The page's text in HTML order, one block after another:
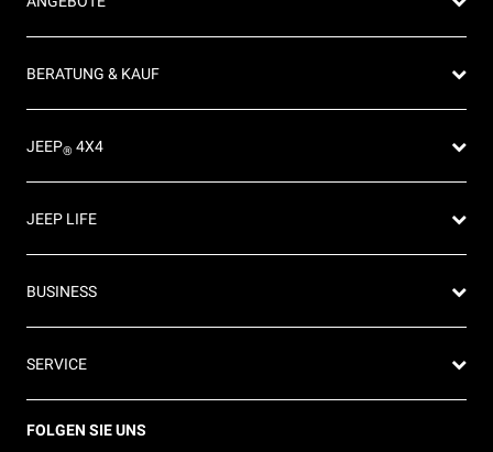
Privatkunden Angebote
BERATUNG & KAUF
Probefahrt anfragen
JEEP® 4X4
4x4 Experience
JEEP LIFE
80ᵀᴴ Anniversary
Jeep & Juventus
BUSINESS
Business Center
Angebot anfordern
SERVICE
FlexCare
FOLGEN SIE UNS